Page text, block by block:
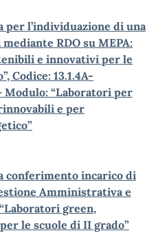
per l’individuazione di una
RDO su MEPA:
e innovativi per le
Codice: 13.1.4A-
Modulo: “Laboratori per
e per
conferimento incarico di
Amministrativa e
green,
le scuole di II grado”